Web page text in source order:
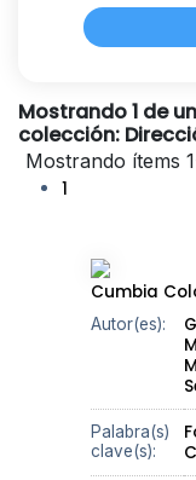
Mostrando 1 de
colección:
Mostrando ítems
1
Cumbia
Autor(es):
Palabra(s)
clave(s):